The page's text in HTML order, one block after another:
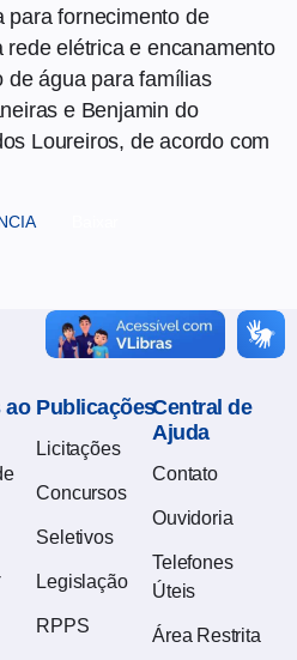
para fornecimento de
elétrica e encanamento
de água para famílias
e Benjamin do
Loureiros, de acordo com
ao Publicações
Licitações
Concursos
Seletivos
Legislação
RPPS
Central de
Ajuda
Contato
Ouvidoria
Telefones
Úteis
Área Restrita